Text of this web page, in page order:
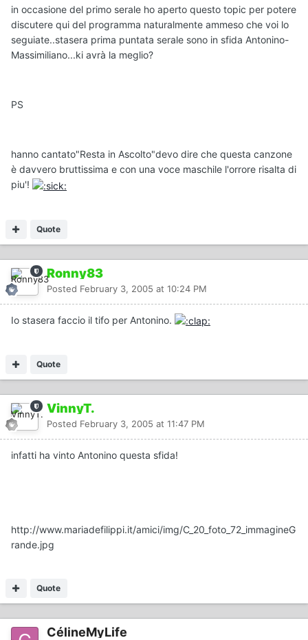
in occasione del primo serale ho aperto questo topic per potere
discutere qui del programma naturalmente ammeso che voi lo
seguiate..stasera prima puntata serale sono in sfida Antonino-
Massimiliano...ki avrà la meglio?
PS
hanno cantato"Resta in Ascolto"devo dire che questa canzone
è davvero bruttissima e con una voce maschile l'orrore risalta di
piu'!
Quote
Ronny83
Posted February 3, 2005 at 10:24 PM
Io stasera faccio il tifo per Antonino.
Quote
VinnyT.
Posted February 3, 2005 at 11:47 PM
infatti ha vinto Antonino questa sfida!
http://www.mariadefilippi.it/amici/img/C_20_foto_72_immagineG
rande.jpg
Quote
CélineMyLife